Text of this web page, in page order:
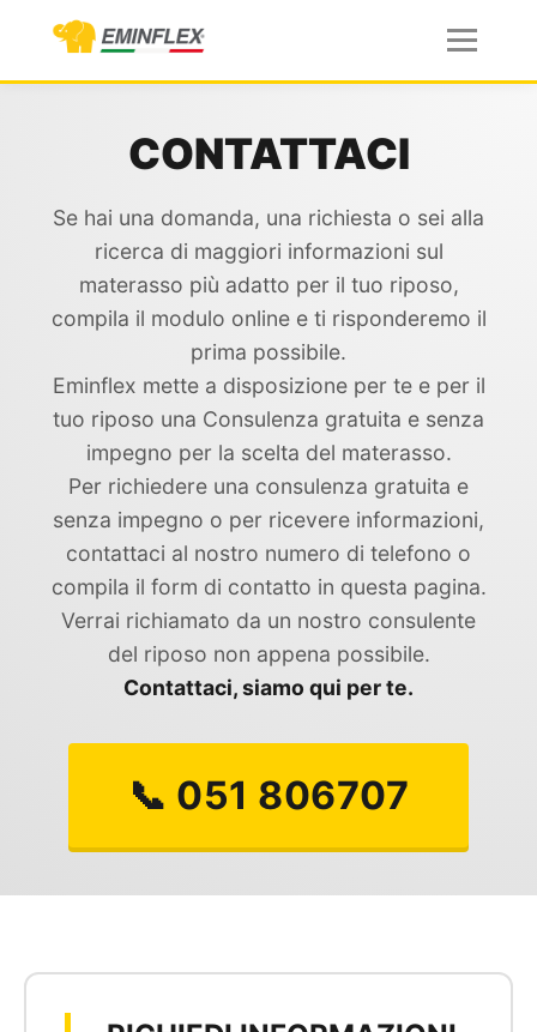
CONTATTACI
Se hai una domanda, una richiesta o sei alla
ricerca di maggiori informazioni sul
materasso più adatto per il tuo riposo,
compila il modulo online e ti risponderemo il
prima possibile.
Eminflex mette a disposizione per te e per il
tuo riposo una Consulenza gratuita e senza
impegno per la scelta del materasso.
Per richiedere una consulenza gratuita e
senza impegno o per ricevere informazioni,
contattaci al nostro numero di telefono o
compila il form di contatto in questa pagina.
Verrai richiamato da un nostro consulente
del riposo non appena possibile.
Contattaci, siamo qui per te.
📞 051 806707